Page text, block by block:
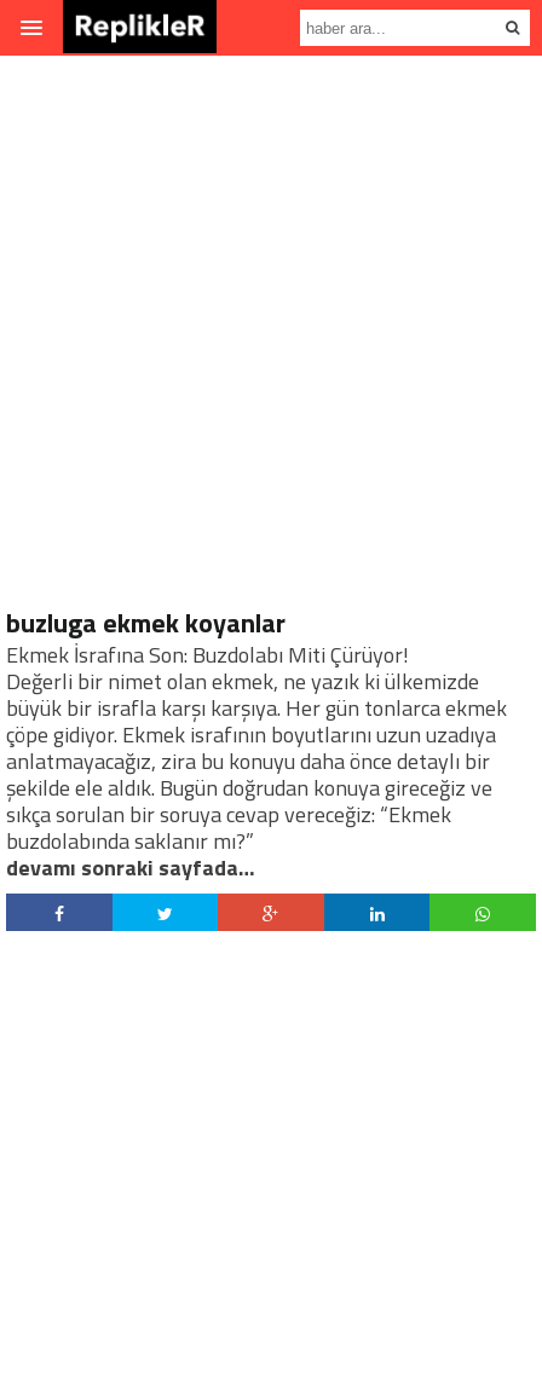
buzluga ekmek koyanlar
Ekmek İsrafına Son: Buzdolabı Miti Çürüyor!
Değerli bir nimet olan ekmek, ne yazık ki ülkemizde
büyük bir israfla karşı karşıya. Her gün tonlarca ekmek
çöpe gidiyor. Ekmek israfının boyutlarını uzun uzadıya
anlatmayacağız, zira bu konuyu daha önce detaylı bir
şekilde ele aldık. Bugün doğrudan konuya gireceğiz ve
sıkça sorulan bir soruya cevap vereceğiz: “Ekmek
buzdolabında saklanır mı?”
devamı sonraki sayfada…